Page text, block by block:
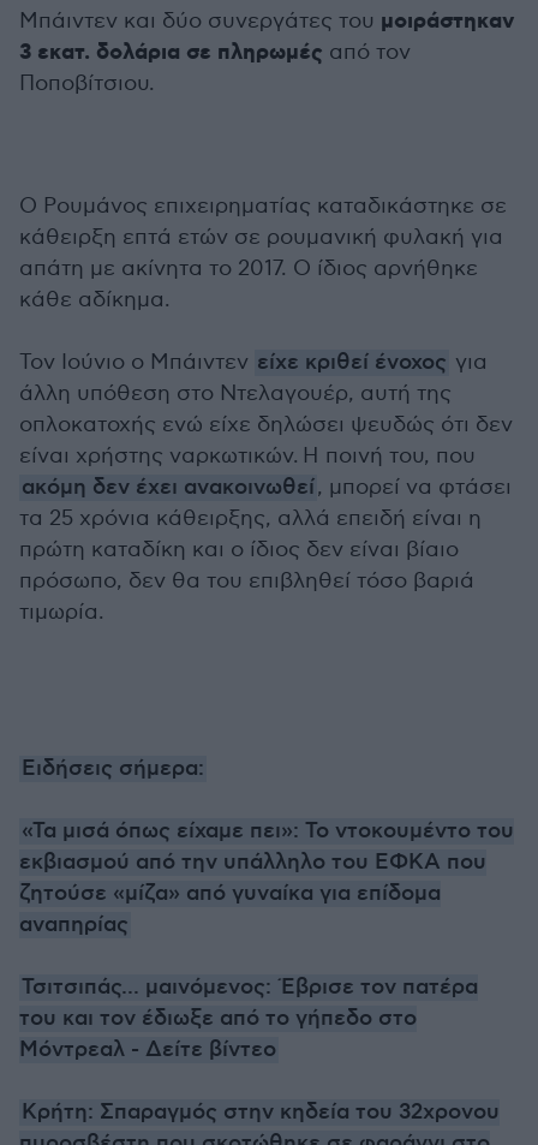
Μπάιντεν και δύο συνεργάτες του μοιράστηκαν
3 εκατ. δολάρια σε πληρωμές από τον
Ποποβίτσιου.
Ο Ρουμάνος επιχειρηματίας καταδικάστηκε σε
κάθειρξη επτά ετών σε ρουμανική φυλακή για
απάτη με ακίνητα το 2017. Ο ίδιος αρνήθηκε
κάθε αδίκημα.
Τον Ιούνιο ο Μπάιντεν είχε κριθεί ένοχος για
άλλη υπόθεση στο Ντελαγουέρ, αυτή της
οπλοκατοχής ενώ είχε δηλώσει ψευδώς ότι δεν
είναι χρήστης ναρκωτικών. Η ποινή του, που
ακόμη δεν έχει ανακοινωθεί, μπορεί να φτάσει
τα 25 χρόνια κάθειρξης, αλλά επειδή είναι η
πρώτη καταδίκη και ο ίδιος δεν είναι βίαιο
πρόσωπο, δεν θα του επιβληθεί τόσο βαριά
τιμωρία.
Ειδήσεις σήμερα:
«Τα μισά όπως είχαμε πει»: Το ντοκουμέντο του
εκβιασμού από την υπάλληλο του ΕΦΚΑ που
ζητούσε «μίζα» από γυναίκα για επίδομα
αναπηρίας
Τσιτσιπάς... μαινόμενος: Έβρισε τον πατέρα
του και τον έδιωξε από το γήπεδο στο
Μόντρεαλ - Δείτε βίντεο
Κρήτη: Σπαραγμός στην κηδεία του 32χρονου